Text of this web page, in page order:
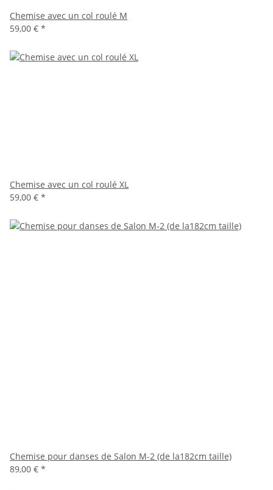
Chemise avec un col roulé M
59,00 € *
Chemise avec un col roulé XL
59,00 € *
Chemise pour danses de Salon M-2 (de la182cm taille)
89,00 € *